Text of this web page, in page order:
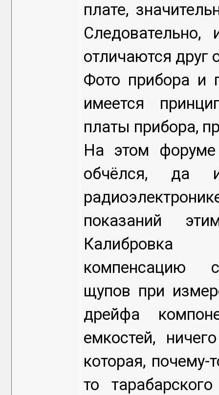
плате,
отличаются друг
Фото прибора и
имеется
платы прибора,
На этом
обчёлся, да
показаний
Калибровка
компенсацию
щупов при
дрейфа
емкостей,
которая, почему-
то